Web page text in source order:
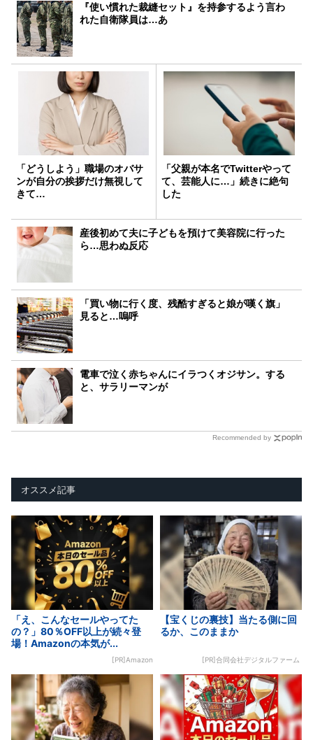
『使い慣れた裁縫セット』を持参するよう言わ
れた自衛隊員は…あ
「どうしよう」職場のオバサ
ンが自分の挨拶だけ無視して
きて…
「父親が本名でTwitterやって
て、芸能人に…」続きに絶句
した
産後初めて夫に子どもを預けて美容院に行った
ら…思わぬ反応
「買い物に行く度、残酷すぎると娘が嘆く旗」
見ると…嗚呼
電車で泣く赤ちゃんにイラつくオジサン。する
と、サラリーマンが
Recommended by
オススメ記事
「え、こんなセールやってた
の？」80％OFF以上が続々登
場！Amazonの本気が...
[PR]Amazon
【宝くじの裏技】当たる側に回
るか、このままか
[PR]合同会社デジタルファーム